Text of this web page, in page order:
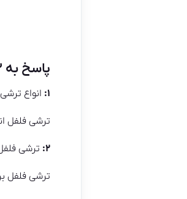
پاسخ به ۲ سوال درباره خرید ترشی فلفل
۱: انواع
ترشی فلفل
۲: ترشی
ترشی فلفل